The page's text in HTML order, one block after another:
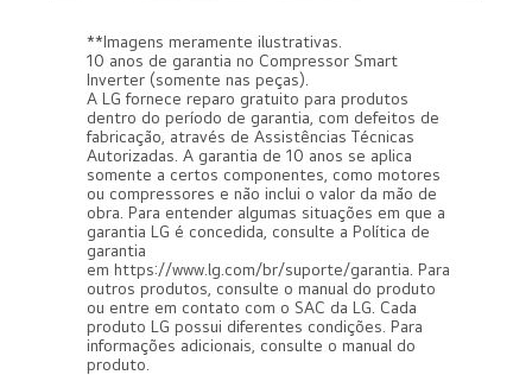
**Imagens meramente ilustrativas.
10 anos de garantia no Compressor Smart
Inverter (somente nas peças).
A LG fornece reparo gratuito para produtos
dentro do período de garantia, com defeitos de
fabricação, através de Assistências Técnicas
Autorizadas. A garantia de 10 anos se aplica
somente a certos componentes, como motores
ou compressores e não inclui o valor da mão de
obra. Para entender algumas situações em que a
garantia LG é concedida, consulte a Política de
garantia
em https://www.lg.com/br/suporte/garantia. Para
outros produtos, consulte o manual do produto
ou entre em contato com o SAC da LG. Cada
produto LG possui diferentes condições. Para
informações adicionais, consulte o manual do
produto.